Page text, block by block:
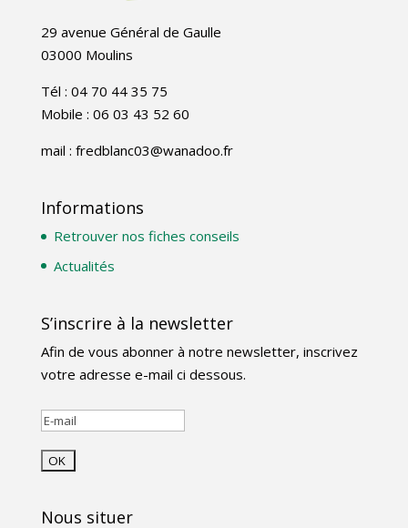
29 avenue Général de Gaulle
03000 Moulins
Tél : 04 70 44 35 75
Mobile : 06 03 43 52 60
mail : fredblanc03@wanadoo.fr
Informations
Retrouver nos fiches conseils
Actualités
S’inscrire à la newsletter
Afin de vous abonner à notre newsletter, inscrivez
votre adresse e-mail ci dessous.
Nous situer